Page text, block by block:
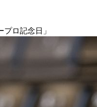
プロ記念日」